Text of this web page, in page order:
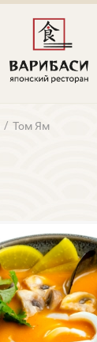
/ Том Ям